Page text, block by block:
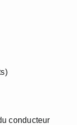
conducteur